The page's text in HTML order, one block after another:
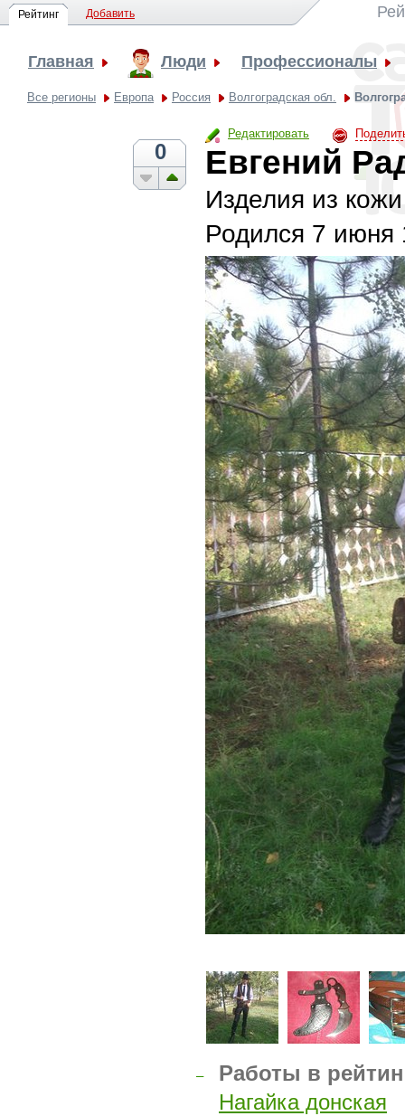
Рейтинг Добавить
Главная Люди Профессионалы
Все регионы Европа Россия Волгоградская обл.
Редактировать
0 Евгений
Изделия из кожи
Родился 7 июня
–
Работы в
Нагайка донская